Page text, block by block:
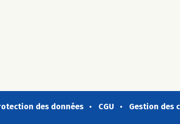
des données CGU Gestion des